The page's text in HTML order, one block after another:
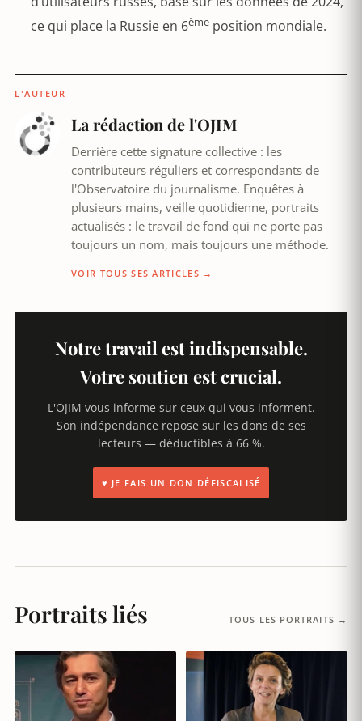
ce qui place la Russie en 6ème position mondiale.
L'AUTEUR
La rédaction de l'OJIM
Derrière cette signature collective : les
contributeurs réguliers et correspondants de
l'Observatoire du journalisme. Enquêtes à
plusieurs mains, veille quotidienne, portraits
actualisés : le travail de fond qui ne porte pas
toujours un nom, mais toujours une méthode.
VOIR TOUS SES ARTICLES →
Notre travail est indispensable.
Votre soutien est crucial.
L'OJIM vous informe sur ceux qui vous informent.
Son indépendance repose sur les dons de ses
lecteurs — déductibles à 66 %.
♥ JE FAIS UN DON DÉFISCALISÉ
Portraits liés TOUS LES PORTRAITS →